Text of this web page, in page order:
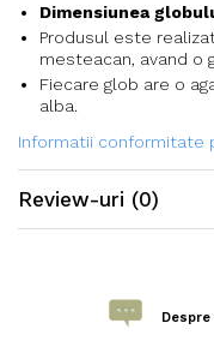
Dimensiunea
Produsul este
mesteacan, avand o
Fiecare glob are o
alba.
Informatii conformitate
Review-uri (0)
Despre